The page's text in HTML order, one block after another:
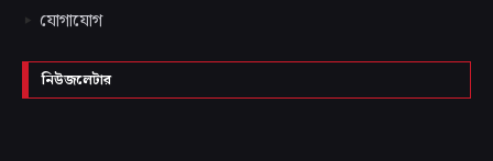
যোগাযোগ
নিউজলেটার